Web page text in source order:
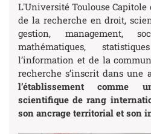
L'Université Toulouse
de la recherche en droit,
gestion, management,
mathématiques,
l’information et de la
recherche s’inscrit dans une
l’établissement comme
scientifique de rang
son ancrage territorial et son